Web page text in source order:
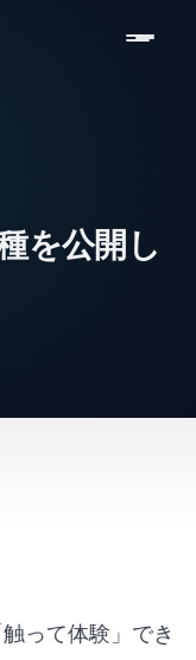
を公開し
って体験」でき